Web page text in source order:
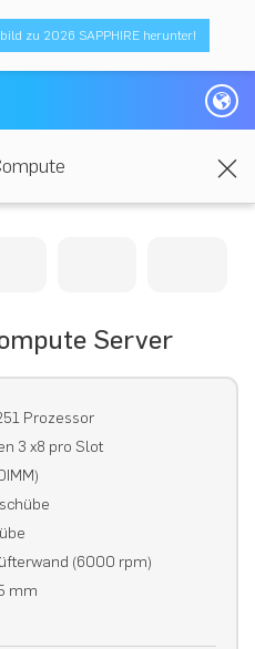
zu 2026 SAPPHIRE herunter!
Server
Prozessor
3 x8 pro Slot
(6000 rpm)
mm